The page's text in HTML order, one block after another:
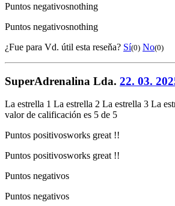
Puntos negativosnothing
Puntos negativosnothing
¿Fue para Vd. útil esta reseňa? Sí(0) No(0)
SuperAdrenalina Lda. 22. 03.
La estrella 1 La estrella 2 La estrella 3 La
valor de calificación es 5 de 5
Puntos positivosworks great !!
Puntos positivosworks great !!
Puntos negativos
Puntos negativos